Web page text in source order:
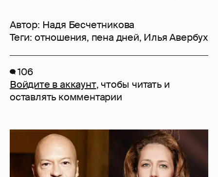
Автор: Надя Бесчетникова
Теги: отношения, пена дней, Илья Авербух
106
Войдите в аккаунт, чтобы читать и
оставлять комментарии